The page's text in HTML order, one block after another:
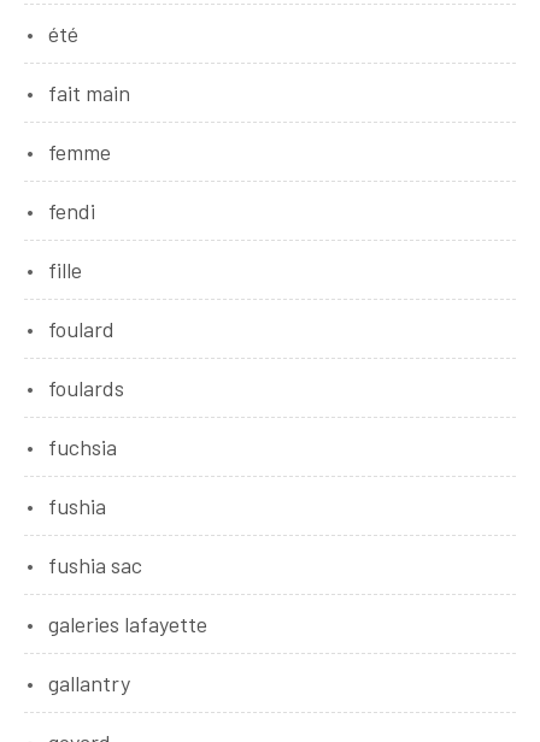
été
fait main
femme
fendi
fille
foulard
foulards
fuchsia
fushia
fushia sac
galeries lafayette
gallantry